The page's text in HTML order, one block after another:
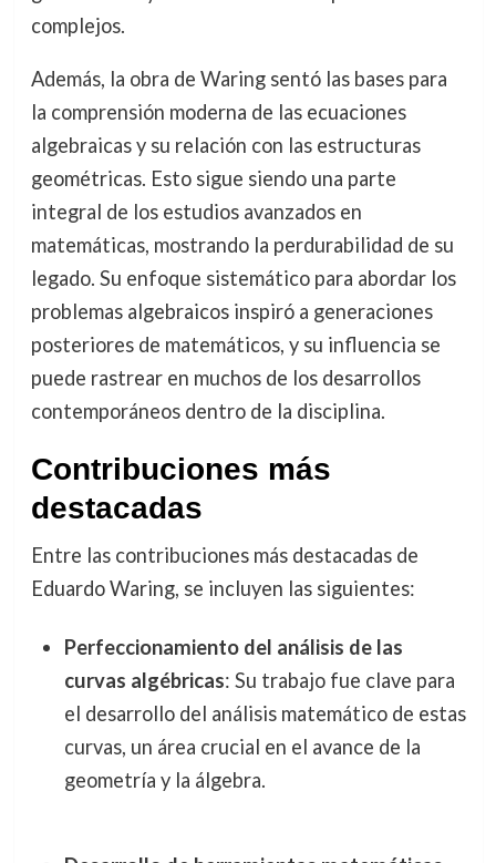
complejos.
Además, la obra de Waring sentó las bases para
la comprensión moderna de las ecuaciones
algebraicas y su relación con las estructuras
geométricas. Esto sigue siendo una parte
integral de los estudios avanzados en
matemáticas, mostrando la perdurabilidad de su
legado. Su enfoque sistemático para abordar los
problemas algebraicos inspiró a generaciones
posteriores de matemáticos, y su influencia se
puede rastrear en muchos de los desarrollos
contemporáneos dentro de la disciplina.
Contribuciones más
destacadas
Entre las contribuciones más destacadas de
Eduardo Waring, se incluyen las siguientes:
Perfeccionamiento del análisis de las
curvas algébricas: Su trabajo fue clave para
el desarrollo del análisis matemático de estas
curvas, un área crucial en el avance de la
geometría y la álgebra.